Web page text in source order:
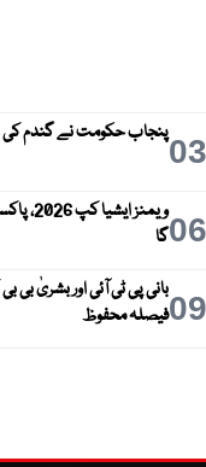
03پنجاب حکومت نے گندم کی
06
ویمنز
گا
09بانی پی ٹی آئی اور بشریٰ بی
فیصلہ محفوظ